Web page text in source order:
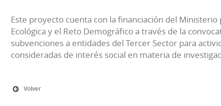
Este proyecto cuenta con la financiación del Ministerio
Ecológica y el Reto Demográfico a través de la
subvenciones a entidades del Tercer Sector para
consideradas de interés social en materia de
Volver